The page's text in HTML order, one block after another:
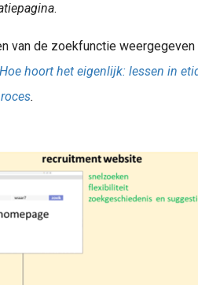
.
van de zoekfunctie weergegeven
Hoe hoort het eigenlijk: lessen in
.